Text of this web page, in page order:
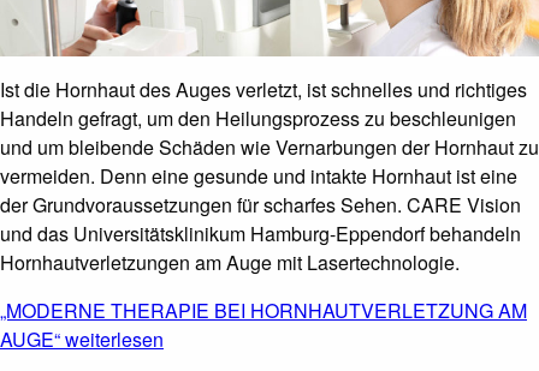
Ist die Hornhaut des Auges verletzt, ist schnelles und richtiges
Handeln gefragt, um den Heilungsprozess zu beschleunigen
und um bleibende Schäden wie Vernarbungen der Hornhaut zu
vermeiden. Denn eine gesunde und intakte Hornhaut ist eine
der Grundvoraussetzungen für scharfes Sehen. CARE Vision
und das Universitätsklinikum Hamburg-Eppendorf behandeln
Hornhautverletzungen am Auge mit Lasertechnologie.
„MODERNE THERAPIE BEI HORNHAUTVERLETZUNG AM
AUGE“weiterlesen